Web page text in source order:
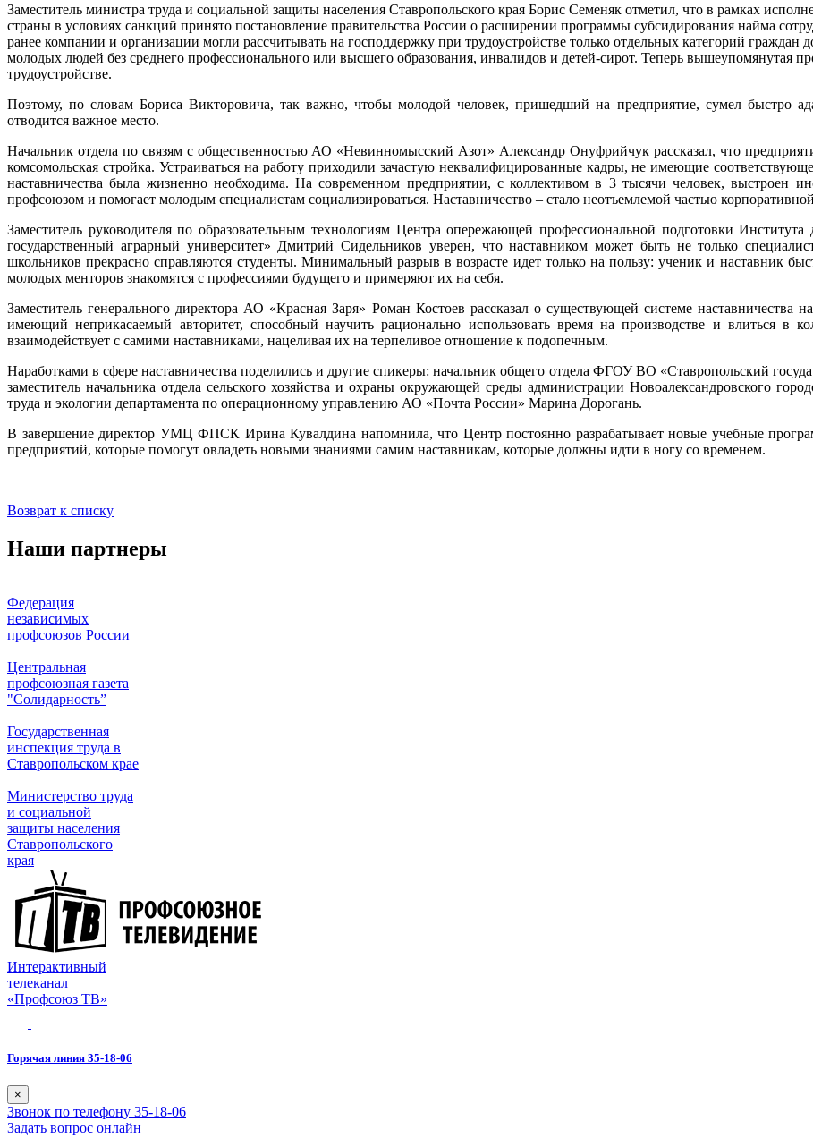
Заместитель министра труда и социальной защиты населения Ставропольского края Борис Семеняк отметил, что в рамках
страны в условиях санкций принято постановление правительства России о расширении программы субсидирования найма
ранее компании и организации могли рассчитывать на господдержку при трудоустройстве только отдельных категорий граждан
молодых людей без среднего профессионального или высшего образования, инвалидов и детей-сирот. Теперь вышеупомянутая
трудоустройстве.
Поэтому, по словам Бориса Викторовича, так важно, чтобы молодой человек, пришедший на предприятие, сумел быстро
отводится важное место.
Начальник отдела по связям с общественностью АО «Невинномысский Азот» Александр Онуфрийчук рассказал, что
комсомольская стройка. Устраиваться на работу приходили зачастую неквалифицированные кадры, не имеющие
наставничества была жизненно необходима. На современном предприятии, с коллективом в 3 тысячи человек, выстроен
профсоюзом и помогает молодым специалистам социализироваться. Наставничество – стало неотъемлемой частью
Заместитель руководителя по образовательным технологиям Центра опережающей профессиональной подготовки
государственный аграрный университет» Дмитрий Сидельников уверен, что наставником может быть не только
школьников прекрасно справляются студенты. Минимальный разрыв в возрасте идет только на пользу: ученик и наставник
молодых менторов знакомятся с профессиями будущего и примеряют их на себя.
Заместитель генерального директора АО «Красная Заря» Роман Костоев рассказал о существующей системе наставничества
имеющий неприкасаемый авторитет, способный научить рационально использовать время на производстве и влиться в
взаимодействует с самими наставниками, нацеливая их на терпеливое отношение к подопечным.
Наработками в сфере наставничества поделились и другие спикеры: начальник общего отдела ФГОУ ВО «Ставропольский
заместитель начальника отдела сельского хозяйства и охраны окружающей среды администрации Новоалександровского
труда и экологии департамента по операционному управлению АО «Почта России» Марина Дорогань.
В завершение директор УМЦ ФПСК Ирина Кувалдина напомнила, что Центр постоянно разрабатывает новые учебные
предприятий, которые помогут овладеть новыми знаниями самим наставникам, которые должны идти в ногу со временем.
Возврат к списку
Наши партнеры
Федерация
независимых
профсоюзов России
Центральная
профсоюзная газета
"Солидарность”
Государственная
инспекция труда в
Ставропольском крае
Министерство труда
и социальной
защиты населения
Ставропольского
края
Интерактивный
телеканал
«Профсоюз ТВ»
Горячая линия 35-18-06
×
Звонок по телефону 35-18-06
Задать вопрос онлайн